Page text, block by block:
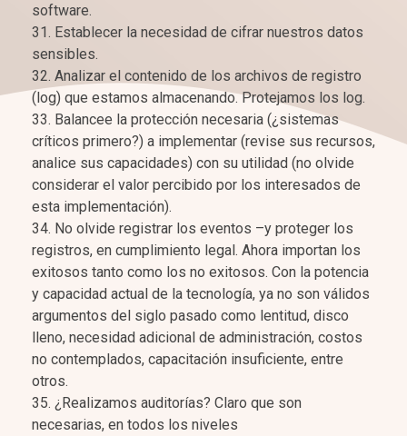
software.
Establecer la necesidad de cifrar nuestros datos
sensibles.
Analizar el contenido de los archivos de registro
(log) que estamos almacenando. Protejamos los log.
Balancee la protección necesaria (¿sistemas
críticos primero?) a implementar (revise sus recursos,
analice sus capacidades) con su utilidad (no olvide
considerar el valor percibido por los interesados de
esta implementación).
No olvide registrar los eventos –y proteger los
registros, en cumplimiento legal. Ahora importan los
exitosos tanto como los no exitosos. Con la potencia
y capacidad actual de la tecnología, ya no son válidos
argumentos del siglo pasado como lentitud, disco
lleno, necesidad adicional de administración, costos
no contemplados, capacitación insuficiente, entre
otros.
¿Realizamos auditorías? Claro que son
necesarias, en todos los niveles